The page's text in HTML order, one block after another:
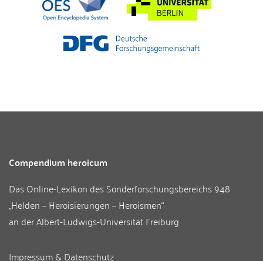
Compendium heroicum
Das Online-Lexikon desSonderforschungsbereichs 948
„Helden – Heroisierungen – Heroismen“
an derAlbert-Ludwigs-Universität Freiburg
Impressum & Datenschutz